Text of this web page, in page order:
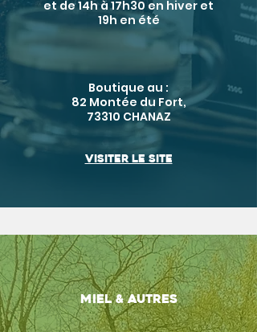
et de 14h à 17h30 en hiver et
19h en été
Boutique au :
82 Montée du Fort,
73310 CHANAZ
Visiter le site
Miel & autres